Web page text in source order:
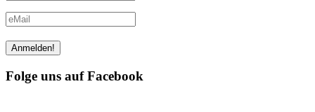
Folge uns auf Facebook